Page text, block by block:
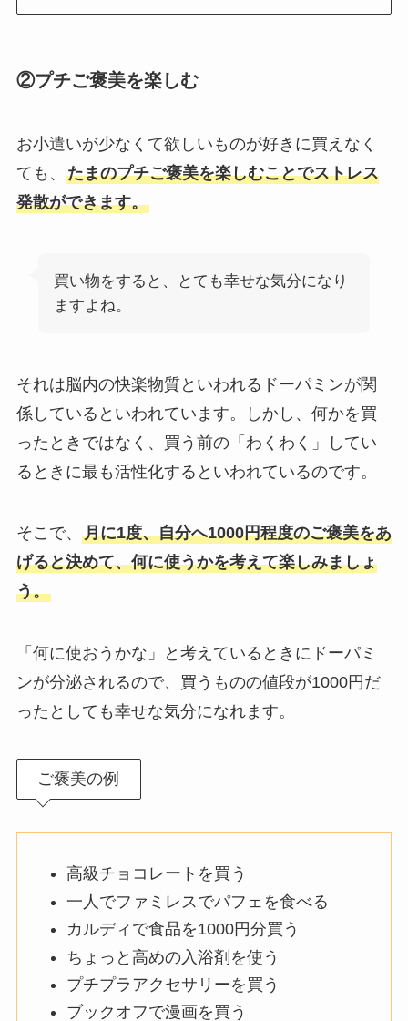
②プチご褒美を楽しむ
お小遣いが少なくて欲しいものが好きに買えなく
ても、 たまのプチご褒美を楽しむことでストレス
発散ができます。
買い物をすると、とても幸せな気分になり
ますよね。
それは脳内の快楽物質といわれるドーパミンが関
係しているといわれています。しかし、何かを買
ったときではなく、買う前の「わくわく」してい
るときに最も活性化するといわれているのです。
そこで、 月に1度、自分へ1000円程度のご褒美をあ
げると決めて、何に使うかを考えて楽しみましょ
う。
「何に使おうかな」と考えているときにドーパミ
ンが分泌されるので、買うものの値段が1000円だ
ったとしても幸せな気分になれます。
ご褒美の例
高級チョコレートを買う
一人でファミレスでパフェを食べる
カルディで食品を1000円分買う
ちょっと高めの入浴剤を使う
プチプラアクセサリーを買う
ブックオフで漫画を買う